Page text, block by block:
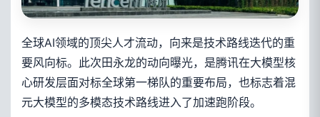
全球AI领域的顶尖人才流动，向来是技术路线迭代的重
要风向标。此次田永龙的动向曝光，是腾讯在大模型核
心研发层面对标全球第一梯队的重要布局，也标志着混
元大模型的多模态技术路线进入了加速跑阶段。